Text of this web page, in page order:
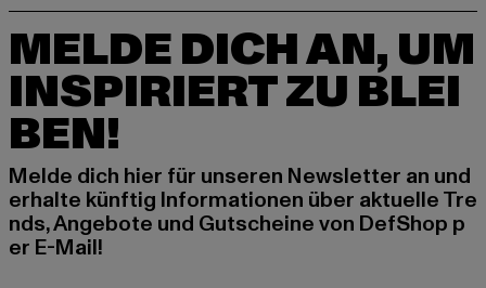
MELDE DICH AN, UM
INSPIRIERT ZU BLEI
BEN!
Melde dich hier für unseren Newsletter an und
erhalte künftig Informationen über aktuelle Tre
nds, Angebote und Gutscheine von DefShop p
er E-Mail!